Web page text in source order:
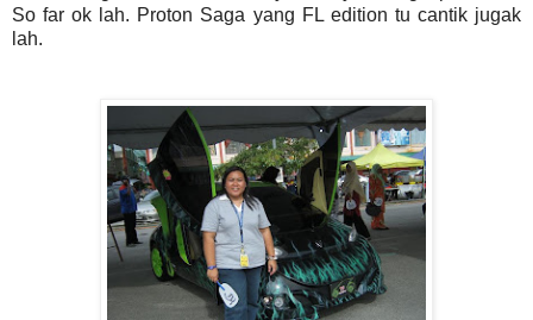
So far ok lah. Proton Saga yang FL edition tu cantik jugak
lah.